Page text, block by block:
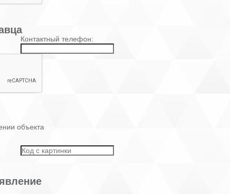
Контактный телефон:
объекта